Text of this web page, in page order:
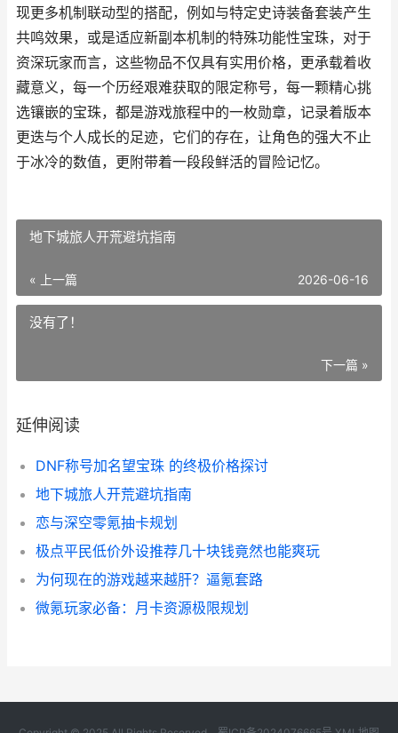
现更多机制联动型的搭配，例如与特定史诗装备套装产生
共鸣效果，或是适应新副本机制的特殊功能性宝珠，对于
资深玩家而言，这些物品不仅具有实用价格，更承载着收
藏意义，每一个历经艰难获取的限定称号，每一颗精心挑
选镶嵌的宝珠，都是游戏旅程中的一枚勋章，记录着版本
更迭与个人成长的足迹，它们的存在，让角色的强大不止
于冰冷的数值，更附带着一段段鲜活的冒险记忆。
地下城旅人开荒避坑指南
« 上一篇 2026-06-16
没有了！
下一篇 »
延伸阅读
DNF称号加名望宝珠 的终极价格探讨
地下城旅人开荒避坑指南
恋与深空零氪抽卡规划
极点平民低价外设推荐几十块钱竟然也能爽玩
为何现在的游戏越来越肝？逼氪套路
微氪玩家必备：月卡资源极限规划